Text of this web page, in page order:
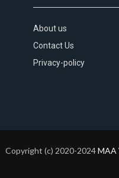
About us
Contact Us
Privacy-policy
Copyright (c) 2020-2024MAA